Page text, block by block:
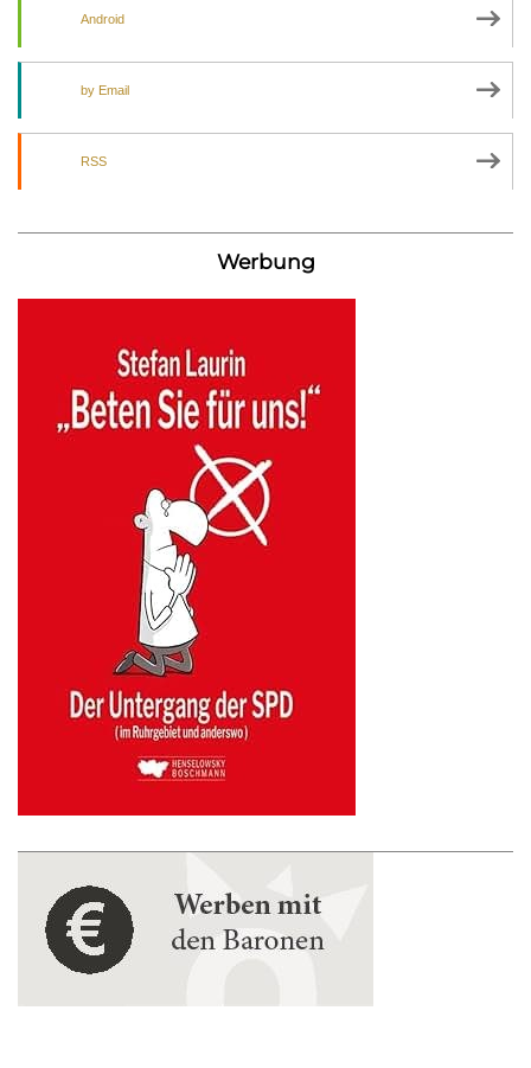
Android
by Email
RSS
Werbung